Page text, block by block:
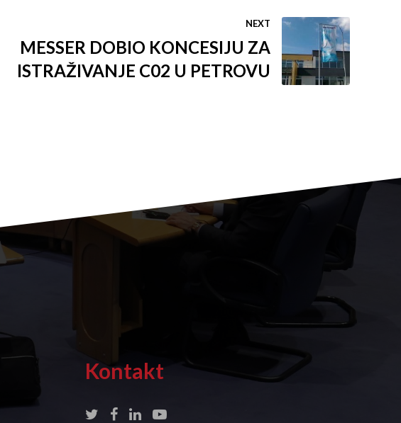
NEXT
MESSER DOBIO KONCESIJU ZA
ISTRAŽIVANJE C02 U PETROVU
Kontakt